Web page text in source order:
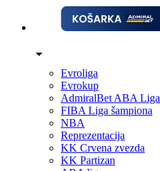
Evroliga
Evrokup
AdmiralBet ABA Liga
FIBA Liga šampiona
NBA
Reprezentacija
KK Crvena zvezda
KK Partizan